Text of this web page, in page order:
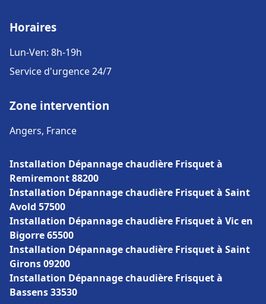
Horaires
Lun-Ven: 8h-19h
Service d'urgence 24/7
Zone intervention
Angers, France
Installation Dépannage chaudière Frisquet à
Remiremont 88200
Installation Dépannage chaudière Frisquet à Saint
Avold 57500
Installation Dépannage chaudière Frisquet à Vic en
Bigorre 65500
Installation Dépannage chaudière Frisquet à Saint
Girons 09200
Installation Dépannage chaudière Frisquet à
Bassens 33530